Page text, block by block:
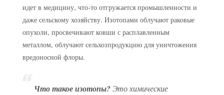
идет в медицину, что-то отгружается промышленности и
даже сельскому хозяйству. Изотопами облучают раковые
опухоли, просвечивают ковши с расплавленным
металлом, облучают сельхозпродукцию для уничтожения
вредоносной флоры.
Что такое изотопы?Это химические